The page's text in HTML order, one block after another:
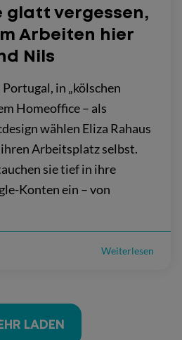
glatt vergessen,
Arbeiten hier
Nils
in „kölschen
Homeoffice – als
wählen Eliza Rahaus
Arbeitsplatz selbst.
sie tief in ihre
Konten ein – von
Weiterlesen
LADEN